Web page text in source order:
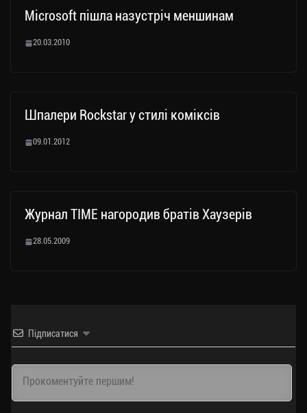
Microsoft пішла назустріч меншинам
20.03.2010
Шпалери Rockstar у стилі коміксів
09.01.2012
Журнал TIME нагородив братів Хаузерів
28.05.2009
Підписатися